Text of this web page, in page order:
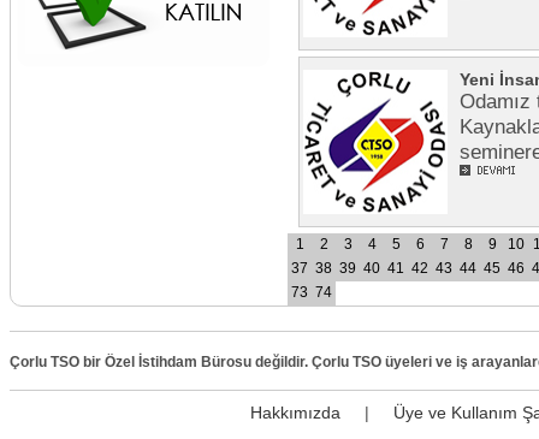
Yeni
1 2 3 4 5 6 7 8 9 10
37 38 39 40 41 42 43 44 45 46
73 74
Çorlu TSO bir Özel İstihdam Bürosu değildir. Çorlu TSO üyeleri ve iş
Hakkımızda | Üye ve Kullanım